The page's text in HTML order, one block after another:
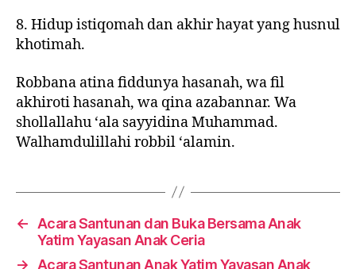
8. Hidup istiqomah dan akhir hayat yang husnul
khotimah.
Robbana atina fiddunya hasanah, wa fil
akhiroti hasanah, wa qina azabannar. Wa
shollallahu ‘ala sayyidina Muhammad.
Walhamdulillahi robbil ‘alamin.
←
Acara Santunan dan Buka Bersama Anak
Yatim Yayasan Anak Ceria
→
Acara Santunan Anak Yatim Yayasan Anak